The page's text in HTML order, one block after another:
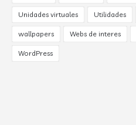
Unidades virtuales Utilidades
wallpapers Webs de interes
WordPress